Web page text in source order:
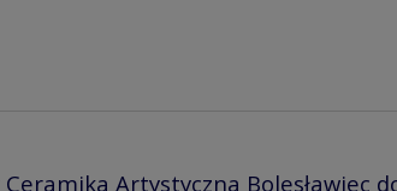
Ceramika Artystyczna Bolesławiec